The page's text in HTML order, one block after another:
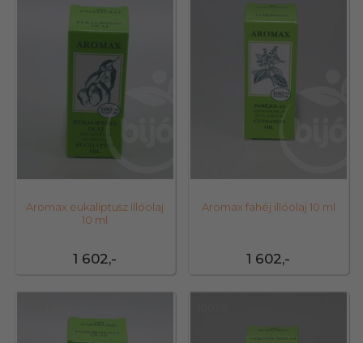
1 602,-
Aromax eukaliptusz illóolaj
10 ml
1 602,-
Aromax fahéj illóolaj 10 ml